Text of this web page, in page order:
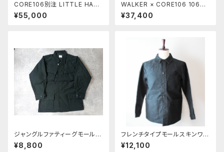
CORE106別注 LITTLE HAN
D LH1943C JACKET
¥55,000
WALKER × CORE106 106XX
E
¥37,400
ジャングルファティーグモールス
キンジャケット
¥8,800
フレンチタイプモールスキンワー
クジャケット
¥12,100